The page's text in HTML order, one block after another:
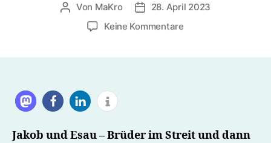
Beitragsautor
Von MaKro Beitragsdatum
28. April 2023
Keine Kommentarezu
Jakob und Esau – Brüder im Streit und dann